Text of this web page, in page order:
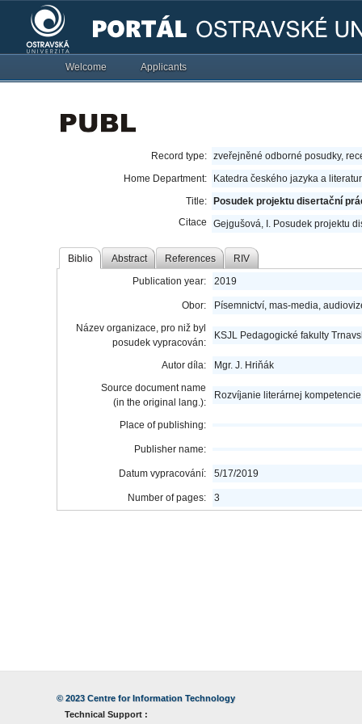
Welcome Applicants
Record type: zveřejněné odborné posudky,
Home Department:
Katedra českého jazyka a
Title:
Posudek projektu disertační
Citace
Gejgušová, I. Posudek projektu
Biblio Abstract References RIV
Publication year: 2019
Obor:
Písemnictví, mas-media,
Název organizace, pro niž byl
posudek vypracován:
KSJL Pedagogické fakulty
Autor díla:
Mgr. J. Hriňák
Source document name
(in the original lang.):
Rozvíjanie literárnej
Place of publishing:
Publisher name:
Datum vypracování: 5/17/2019
Number of pages: 3
© 2023 Centre for Information Technology
Technical Support :